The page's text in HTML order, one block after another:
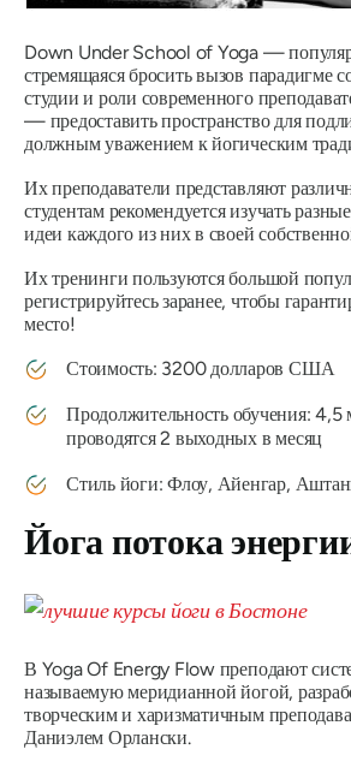
Down Under School of Yoga —
стремящаяся бросить вызов парадигме
студии и роли современного
— предоставить пространство для
должным уважением к йогическим
Их преподаватели представляют
студентам рекомендуется изучать
идеи каждого из них в своей
Их тренинги пользуются большой
регистрируйтесь заранее, чтобы
место!
Стоимость: 3200 долларов США
Продолжительность обучения: 4,5
проводятся 2 выходных в месяц
Стиль йоги: Флоу, Айенгар,
Йога потока
В Yoga Of Energy Flow преподают
называемую меридианной йогой,
творческим и харизматичным
Даниэлем Орлански.